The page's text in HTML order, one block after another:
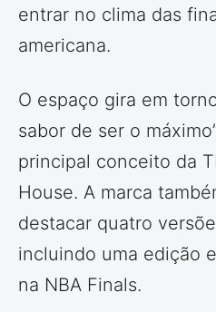
entrar no clima das
americana.
O espaço gira em
sabor de ser o
principal conceito da
House. A marca
destacar quatro
incluindo uma edição
na NBA Finals.